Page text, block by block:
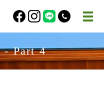
- Part 4